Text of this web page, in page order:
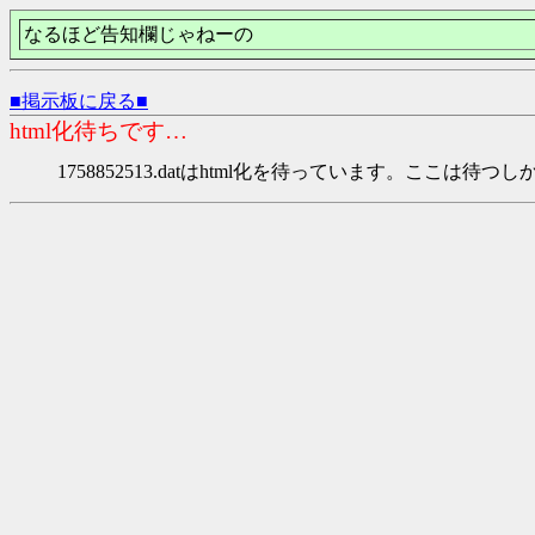
なるほど告知欄じゃねーの
■掲示板に戻る■
html化待ちです…
1758852513.datはhtml化を待っています。ここは待つし